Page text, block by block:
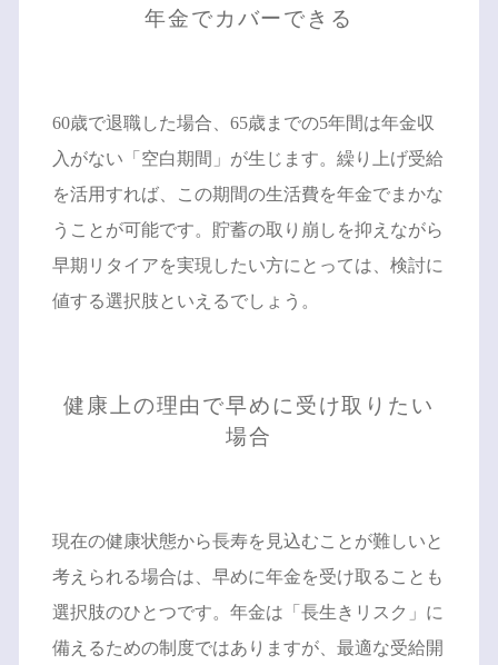
年金でカバーできる
60歳で退職した場合、65歳までの5年間は年金収
入がない「空白期間」が生じます。繰り上げ受給
を活用すれば、この期間の生活費を年金でまかな
うことが可能です。貯蓄の取り崩しを抑えながら
早期リタイアを実現したい方にとっては、検討に
値する選択肢といえるでしょう。
健康上の理由で早めに受け取りたい
場合
現在の健康状態から長寿を見込むことが難しいと
考えられる場合は、早めに年金を受け取ることも
選択肢のひとつです。年金は「長生きリスク」に
備えるための制度ではありますが、最適な受給開